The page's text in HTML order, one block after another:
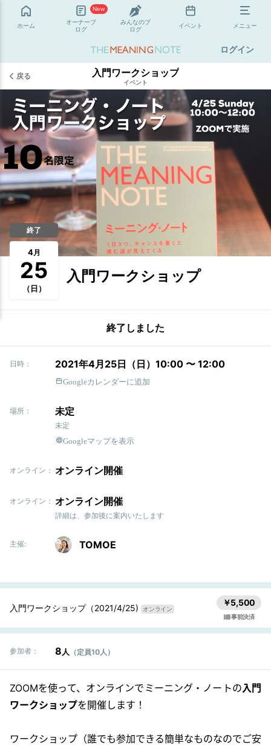
ホーム
New
オーナーブ
ログ
みんなのブ
ログ
イベント メニュー
ログイン
戻る 入門ワークショップ
イベント
終了
4月
25
（日）
入門ワークショップ
終了しました
日時： 2021年4月25日（日）10:00 〜 12:00
Googleカレンダーに追加
場所： 未定
未定
Googleマップを表示
オンライン： オンライン開催
オンライン： オンライン開催
詳細は、参加後に案内いたします
主催: TOMOE
入門ワークショップ（2021/4/25) オンライン
￥5,500
事前決済
参加者： 8人 （定員10人）
ZOOMを使って、オンラインでミーニング・ノートの入門
ワークショップを開催します！
ワークショップ（誰でも参加できる簡単なものなのでご安